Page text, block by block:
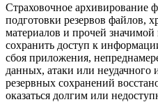
Страховочное архивирование
подготовки резервов файлов,
материалов и прочей
сохранить доступ к
сбоя приложения,
данных, атаки или неудачного
резервных сохранений
оказаться долгим или